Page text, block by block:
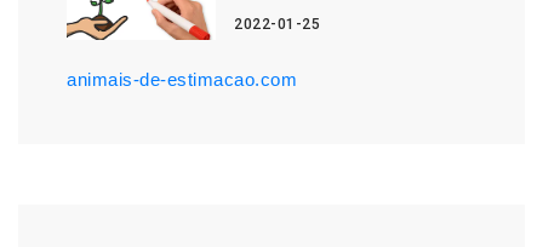
2022-01-25
animais-de-estimacao.com